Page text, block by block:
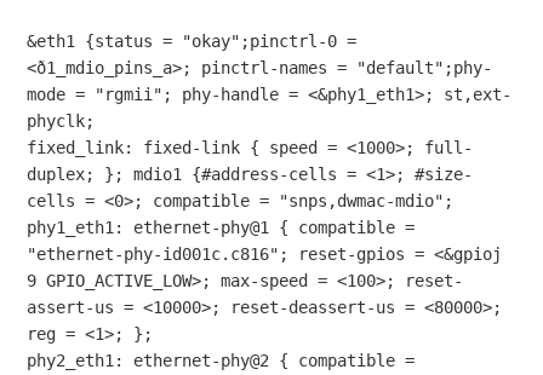
&eth1 {status = "okay";pinctrl-0 =
<ð1_mdio_pins_a>; pinctrl-names = "default";phy-
mode = "rgmii"; phy-handle = <&phy1_eth1>; st,ext-
phyclk;
fixed_link: fixed-link { speed = <1000>; full-
duplex; }; mdio1 {#address-cells = <1>; #size-
cells = <0>; compatible = "snps,dwmac-mdio";
phy1_eth1: ethernet-phy@1 { compatible =
"ethernet-phy-id001c.c816"; reset-gpios = <&gpioj
9 GPIO_ACTIVE_LOW>; max-speed = <100>; reset-
assert-us = <10000>; reset-deassert-us = <80000>;
reg = <1>; };
phy2_eth1: ethernet-phy@2 { compatible =